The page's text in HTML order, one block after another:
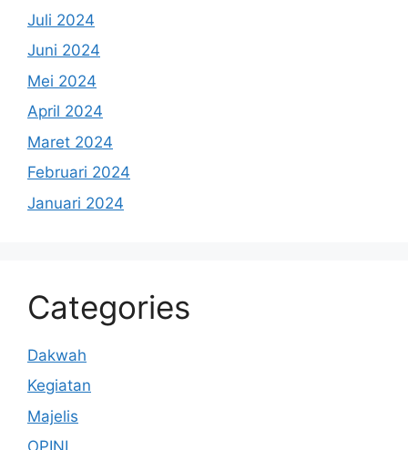
Juli 2024
Juni 2024
Mei 2024
April 2024
Maret 2024
Februari 2024
Januari 2024
Categories
Dakwah
Kegiatan
Majelis